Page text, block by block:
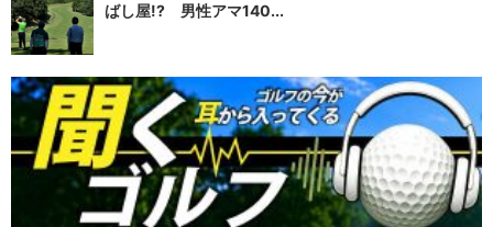
ばし屋!? 男性アマ140...